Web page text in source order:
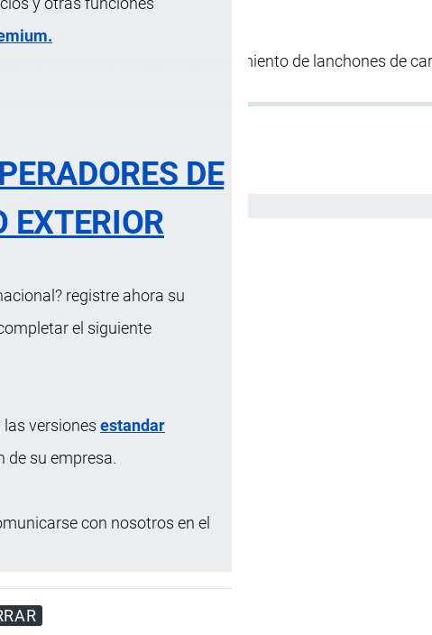
DE
EXTERIOR
registre ahora su
el siguiente
las versiones estandar
de su empresa.
con nosotros en el
con muelles para acoderamiento de lanchones de